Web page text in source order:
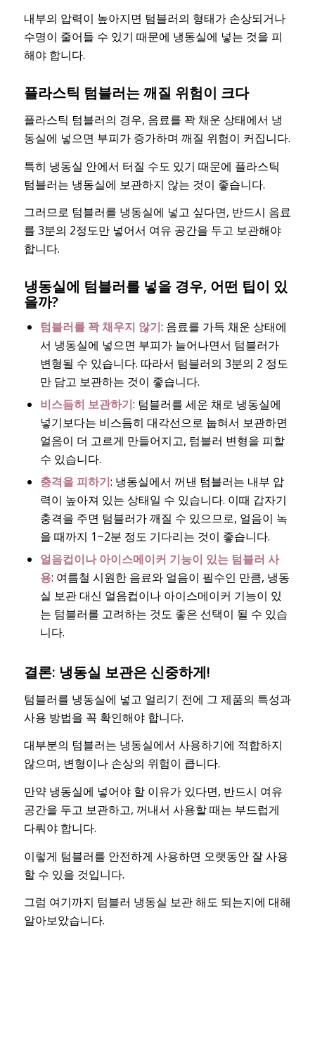
내부의 압력이 높아지면 텀블러의 형태가 손상되거나
수명이 줄어들 수 있기 때문에 냉동실에 넣는 것을 피
해야 합니다.
플라스틱 텀블러는 깨질 위험이 크다
플라스틱 텀블러의 경우, 음료를 꽉 채운 상태에서 냉
동실에 넣으면 부피가 증가하며 깨질 위험이 커집니다.
특히 냉동실 안에서 터질 수도 있기 때문에 플라스틱
텀블러는 냉동실에 보관하지 않는 것이 좋습니다.
그러므로 텀블러를 냉동실에 넣고 싶다면, 반드시 음료
를 3분의 2정도만 넣어서 여유 공간을 두고 보관해야
합니다.
냉동실에 텀블러를 넣을 경우, 어떤 팁이 있
을까?
텀블러를 꽉 채우지 않기: 음료를 가득 채운 상태에
서 냉동실에 넣으면 부피가 늘어나면서 텀블러가
변형될 수 있습니다. 따라서 텀블러의 3분의 2 정도
만 담고 보관하는 것이 좋습니다.
비스듬히 보관하기: 텀블러를 세운 채로 냉동실에
넣기보다는 비스듬히 대각선으로 눕혀서 보관하면
얼음이 더 고르게 만들어지고, 텀블러 변형을 피할
수 있습니다.
충격을 피하기: 냉동실에서 꺼낸 텀블러는 내부 압
력이 높아져 있는 상태일 수 있습니다. 이때 갑자기
충격을 주면 텀블러가 깨질 수 있으므로, 얼음이 녹
을 때까지 1~2분 정도 기다리는 것이 좋습니다.
얼음컵이나 아이스메이커 기능이 있는 텀블러 사
용: 여름철 시원한 음료와 얼음이 필수인 만큼, 냉동
실 보관 대신 얼음컵이나 아이스메이커 기능이 있
는 텀블러를 고려하는 것도 좋은 선택이 될 수 있습
니다.
결론: 냉동실 보관은 신중하게!
텀블러를 냉동실에 넣고 얼리기 전에 그 제품의 특성과
사용 방법을 꼭 확인해야 합니다.
대부분의 텀블러는 냉동실에서 사용하기에 적합하지
않으며, 변형이나 손상의 위험이 큽니다.
만약 냉동실에 넣어야 할 이유가 있다면, 반드시 여유
공간을 두고 보관하고, 꺼내서 사용할 때는 부드럽게
다뤄야 합니다.
이렇게 텀블러를 안전하게 사용하면 오랫동안 잘 사용
할 수 있을 것입니다.
그럼 여기까지 텀블러 냉동실 보관 해도 되는지에 대해
알아보았습니다.